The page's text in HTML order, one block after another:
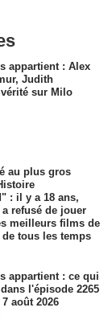
appartient : Alex
Judith
sur Milo
au plus gros
: il y a 18 ans,
a refusé de jouer
meilleurs films de
tous les temps
appartient : ce qui
l'épisode 2265
août 2026